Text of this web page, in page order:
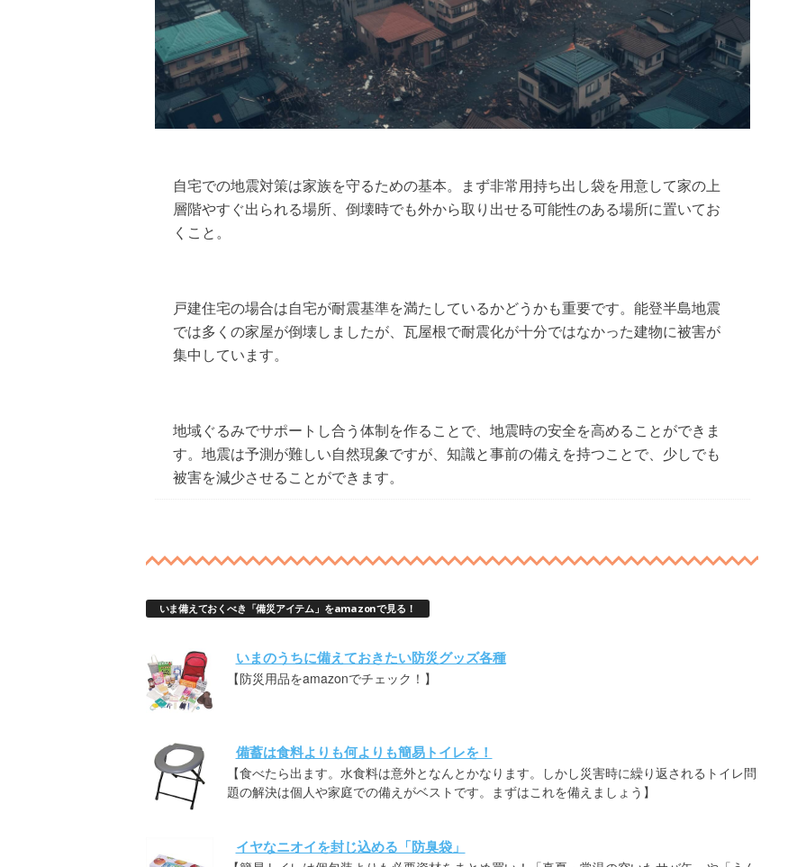
自宅での地震対策は家族を守るための基本。まず非常用持ち出し袋を用意して家の上
層階やすぐ出られる場所、倒壊時でも外から取り出せる可能性のある場所に置いてお
くこと。
戸建住宅の場合は自宅が耐震基準を満たしているかどうかも重要です。能登半島地震
では多くの家屋が倒壊しましたが、瓦屋根で耐震化が十分ではなかった建物に被害が
集中しています。
地域ぐるみでサポートし合う体制を作ることで、地震時の安全を高めることができま
す。地震は予測が難しい自然現象ですが、知識と事前の備えを持つことで、少しでも
被害を減少させることができます。
いま備えておくべき「備災アイテム」をamazonで見る！
いまのうちに備えておきたい防災グッズ各種
【防災用品をamazonでチェック！】
備蓄は食料よりも何よりも簡易トイレを！
【食べたら出ます。水食料は意外となんとかなります。しかし災害時に繰り返されるトイレ問
題の解決は個人や家庭での備えがベストです。まずはこれを備えましょう】
イヤなニオイを封じ込める「防臭袋」